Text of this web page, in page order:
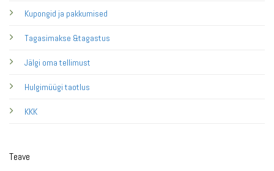
Kupongid ja pakkumised
Tagasimakse &tagastus
Jälgi oma tellimust
Hulgimüügi taotlus
KKK
Teave